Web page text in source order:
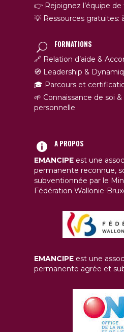
👉 Rejoignez l’équipe
💡 Ressources gratuites:
FORMATIONS
🔗 Relation d’aide &
🧭 Leadership &
🎓 Parcours et
🌱 Connaissance de soi
personnelle
A PROPOS
EMANCIPE est une
permanente reconnue,
subventionnée par le
Fédération Wallonie-
EMANCIPE est une
permanente agrée et